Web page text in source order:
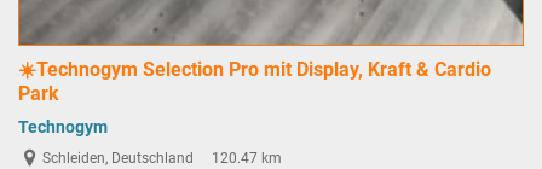
☀️Technogym Selection Pro mit Display, Kraft & Cardio
Park
Technogym
Schleiden, Deutschland 120.47 km